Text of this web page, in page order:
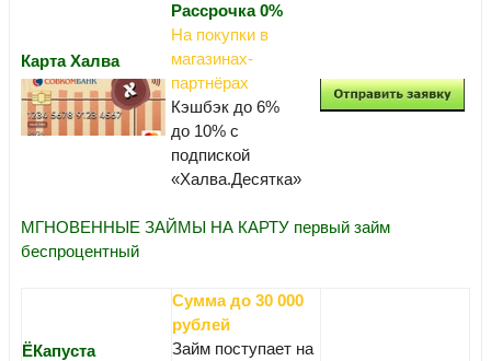
Карта Халва
Рассрочка 0%
На покупки в
магазинах-
партнёрах
Кэшбэк до 6%
до 10% с
подпиской
«Халва.Десятка»
МГНОВЕННЫЕ ЗАЙМЫ НА КАРТУ первый займ
беспроцентный
ЁКапуста
Сумма до 30 000
рублей
Займ поступает на